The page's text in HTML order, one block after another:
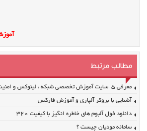
مطالب مرتبط
معرفی ۵ سایت آموزش تخصصی شبکه ، لینوکس و امنیت
آشنایی با بروکر آلپاری و آموزش فارکس
دانلود فول آلبوم های خاطره انگیز با کیفیت ۳۲۰
سامانه مودیان چیست ؟